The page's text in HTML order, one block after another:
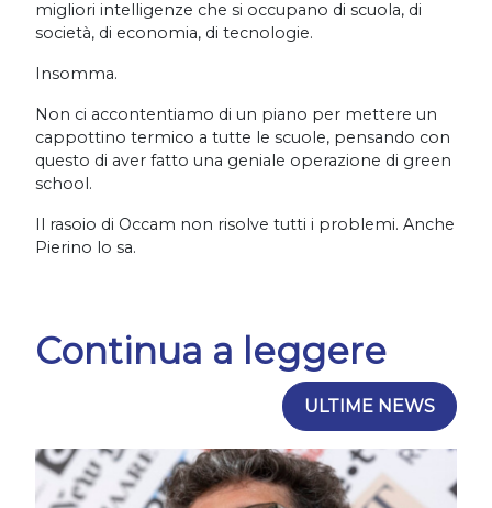
migliori intelligenze che si occupano di scuola, di
società, di economia, di tecnologie.
Insomma.
Non ci accontentiamo di un piano per mettere un
cappottino termico a tutte le scuole, pensando con
questo di aver fatto una geniale operazione di green
school.
Il rasoio di Occam non risolve tutti i problemi. Anche
Pierino lo sa.
Continua a leggere
ULTIME NEWS